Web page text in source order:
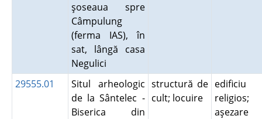
şoseaua spre
Câmpulung
(ferma IAS), în
sat, lângă casa
Negulici
29555.01
Situl arheologic
de la Sântelec -
Biserica din
structură de
cult; locuire
edificiu
religios;
aşezare